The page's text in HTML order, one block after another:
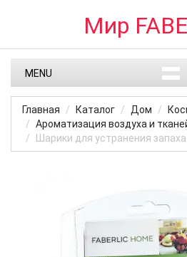
Мир
MENU
Главная Каталог Дом
Ароматизация воздуха и
Шарики для устранения